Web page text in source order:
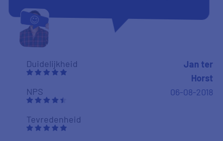
Duidelijkheid
NPS
Tevredenheid
Jan ter
Horst
06-08-2018